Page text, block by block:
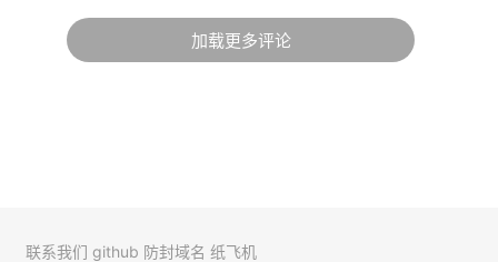
加载更多评论
联系我们 github 防封域名 纸飞机